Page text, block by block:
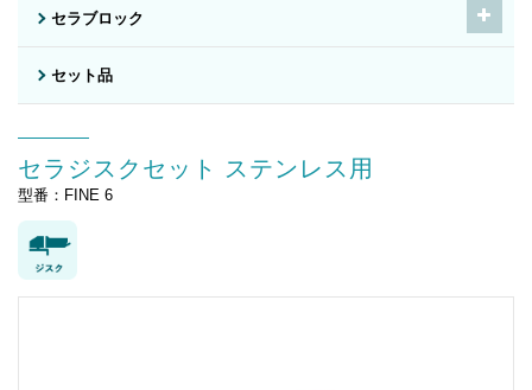
セラブロック
セット品
セラジスクセット ステンレス用
型番：FINE 6